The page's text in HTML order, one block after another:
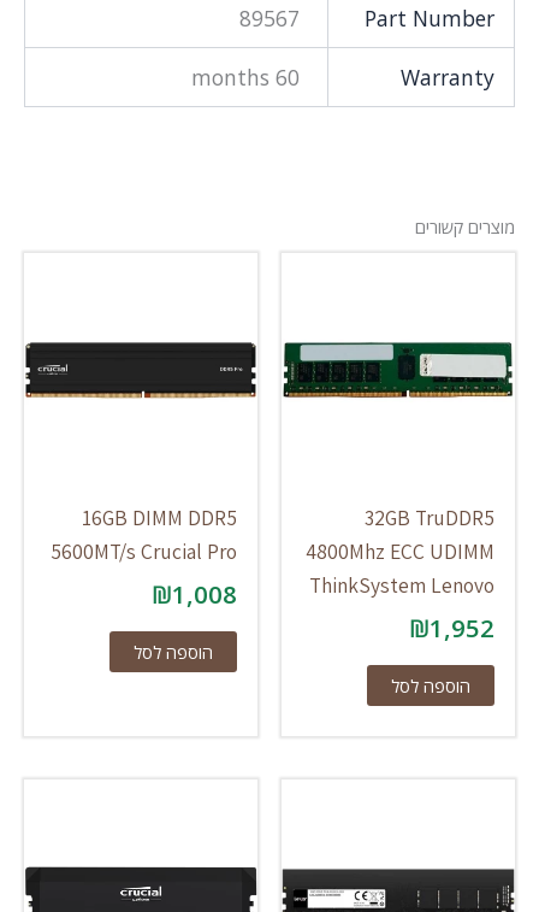
Part Number
89567
Warranty
60 months
מוצרים קשורים
32GB TruDDR5
4800Mhz ECC UDIMM
ThinkSystem Lenovo
₪1,952
הוספה לסל
16GB DIMM DDR5
5600MT/s Crucial Pro
₪1,008
הוספה לסל